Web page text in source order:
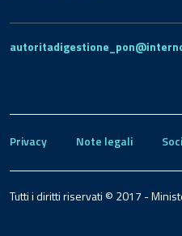
Privacy Note legali
Tutti i diritti riservati © 2017 -